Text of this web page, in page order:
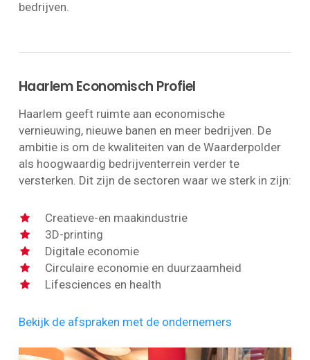
bedrijven.
Haarlem Economisch Profiel
Haarlem geeft ruimte aan economische
vernieuwing, nieuwe banen en meer bedrijven. De
ambitie is om de kwaliteiten van de Waarderpolder
als hoogwaardig bedrijventerrein verder te
versterken. Dit zijn de sectoren waar we sterk in zijn:
Creatieve-en maakindustrie
3D-printing
Digitale economie
Circulaire economie en duurzaamheid
Lifesciences en health
Bekijk de afspraken met de ondernemers